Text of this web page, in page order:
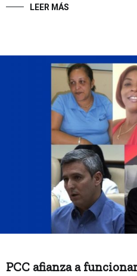
LEER MÁS
PCC afianza a